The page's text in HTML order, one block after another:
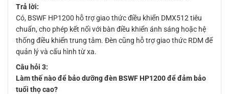
Trả lời:
Có, BSWF HP1200 hỗ trợ giao thức điều khiển DMX512 tiêu
chuẩn, cho phép kết nối với bàn điều khiển ánh sáng hoặc hệ
thống điều khiển trung tâm. Đèn cũng hỗ trợ giao thức RDM để
quản lý và cấu hình từ xa.
Câu hỏi 3:
Làm thế nào để bảo dưỡng đèn BSWF HP1200 để đảm bảo
tuổi thọ cao?